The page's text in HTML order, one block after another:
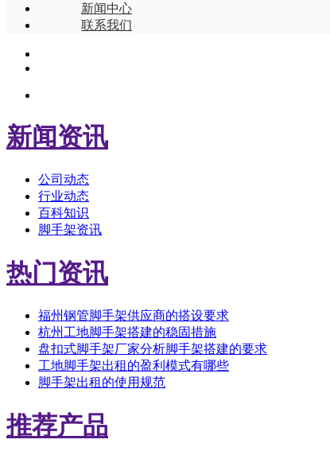
新闻中心
联系我们
新闻资讯
公司动态
行业动态
百科知识
脚手架资讯
热门资讯
福州钢管脚手架供应商的搭设要求
杭州工地脚手架搭建的稳固措施
盘扣式脚手架厂家分析脚手架搭建的要求
工地脚手架出租的盈利模式有哪些
脚手架出租的使用规范
推荐产品